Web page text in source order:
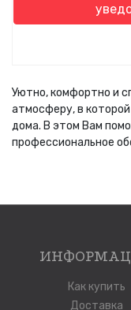
Уютно, комфортно и
атмосферу, в
дома. В этом Вам
профессиональное
Как купить
Доставка